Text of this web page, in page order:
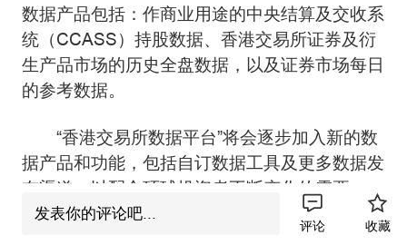
数据产品包括：作商业用途的中央结算及交收系
统（CCASS）持股数据、香港交易所证券及衍
生产品市场的历史全盘数据，以及证券市场每日
的参考数据。
“香港交易所数据平台”将会逐步加入新的数
据产品和功能，包括自订数据工具及更多数据发
布渠道，以配合环球投资者不断变化的需要。
该平台的中文界面将于明年上半年投入服
发表你的评论吧...
评论 收藏